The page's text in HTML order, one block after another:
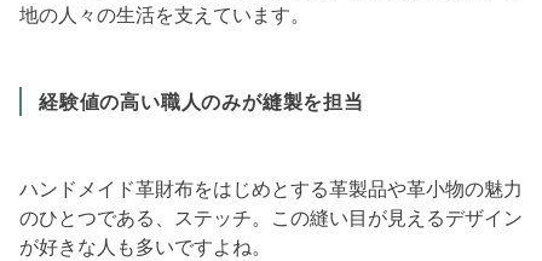
地の人々の生活を支えています。
経験値の高い職人のみが縫製を担当
ハンドメイド革財布をはじめとする革製品や革小物の魅力
のひとつである、ステッチ。この縫い目が見えるデザイン
が好きな人も多いですよね。